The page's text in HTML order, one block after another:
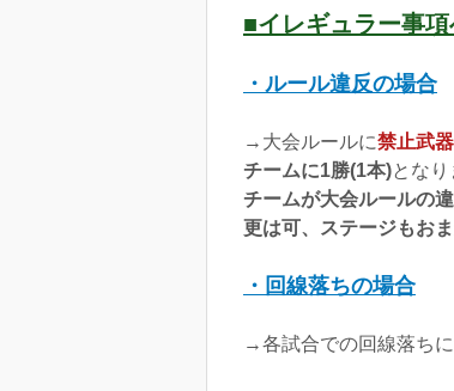
■イレギュラー事
・ルール違反の場合
→大会ルールに禁止武
チームに1勝(1本)となり
チームが大会ルールの
更は可、ステージもお
・回線落ちの場合
→各試合での回線落ち